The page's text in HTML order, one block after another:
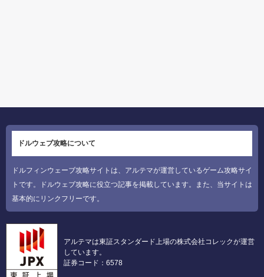
ドルウェブ攻略について
ドルフィンウェーブ攻略サイトは、アルテマが運営しているゲーム攻略サイ
トです。ドルウェブ攻略に役立つ記事を掲載しています。また、当サイトは
基本的にリンクフリーです。
アルテマは東証スタンダード上場の株式会社コレックが運営
しています。
証券コード：6578